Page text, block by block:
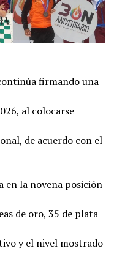
firmando una
al colocarse
de acuerdo con el
en la novena posición
de oro, 35 de plata
y el nivel mostrado